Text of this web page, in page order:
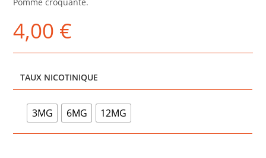
4,00 €
TAUX NICOTINIQUE
3MG 6MG 12MG